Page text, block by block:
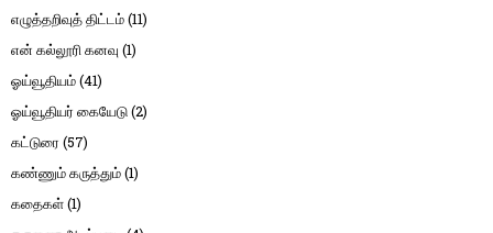
எழுத்தறிவுத் திட்டம்(11)
என் கல்லூரி கனவு (1)
ஓய்வூதியம்(41)
ஓய்வூதியர் கையேடு(2)
கட்டுரை (57)
கண்ணும் கருத்தும்(1)
கதைகள்(1)